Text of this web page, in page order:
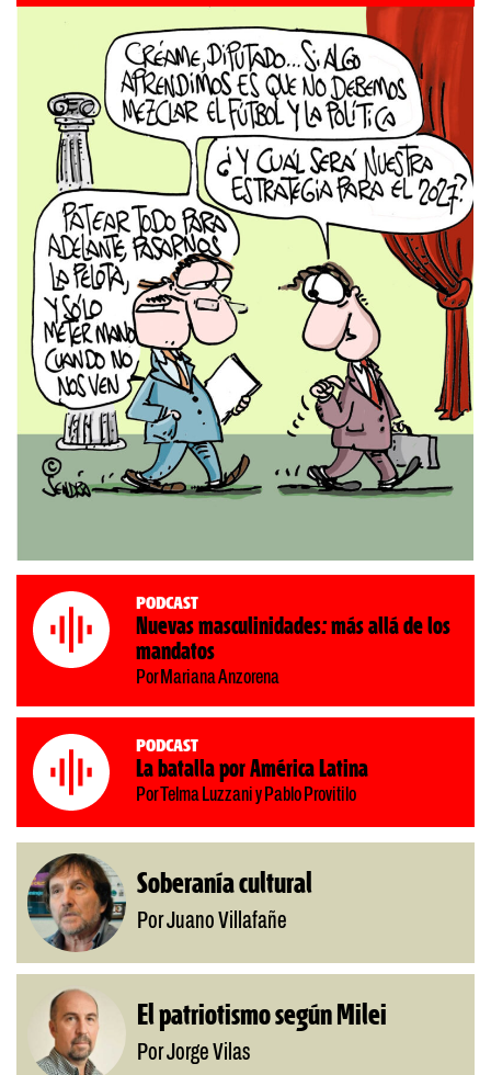
Podcast
Nuevas masculinidades: más allá de los
mandatos
Por Mariana Anzorena
Podcast
La batalla por América Latina
Por Telma Luzzani y Pablo Provitilo
Soberanía cultural
Por Juano Villafañe
El patriotismo según Milei
Por Jorge Vilas